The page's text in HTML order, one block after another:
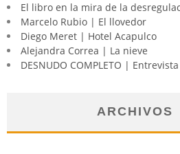
El libro en la mira de la
Marcelo Rubio | El llovedor
Diego Meret | Hotel Acapulco
Alejandra Correa | La nieve
DESNUDO COMPLETO |
ARCHIVOS